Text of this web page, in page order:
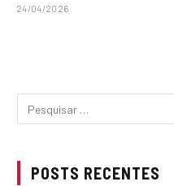
24/04/2026
POSTS RECENTES